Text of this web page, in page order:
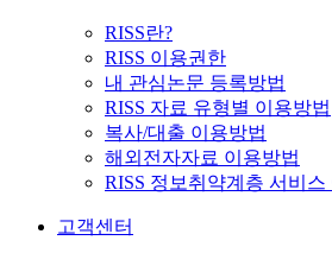
RISS란?
RISS 이용권한
내 관심논문 등록방법
RISS 자료 유형별 이용방법
복사/대출 이용방법
해외전자자료 이용방법
RISS 정보취약계층 서비스
고객센터